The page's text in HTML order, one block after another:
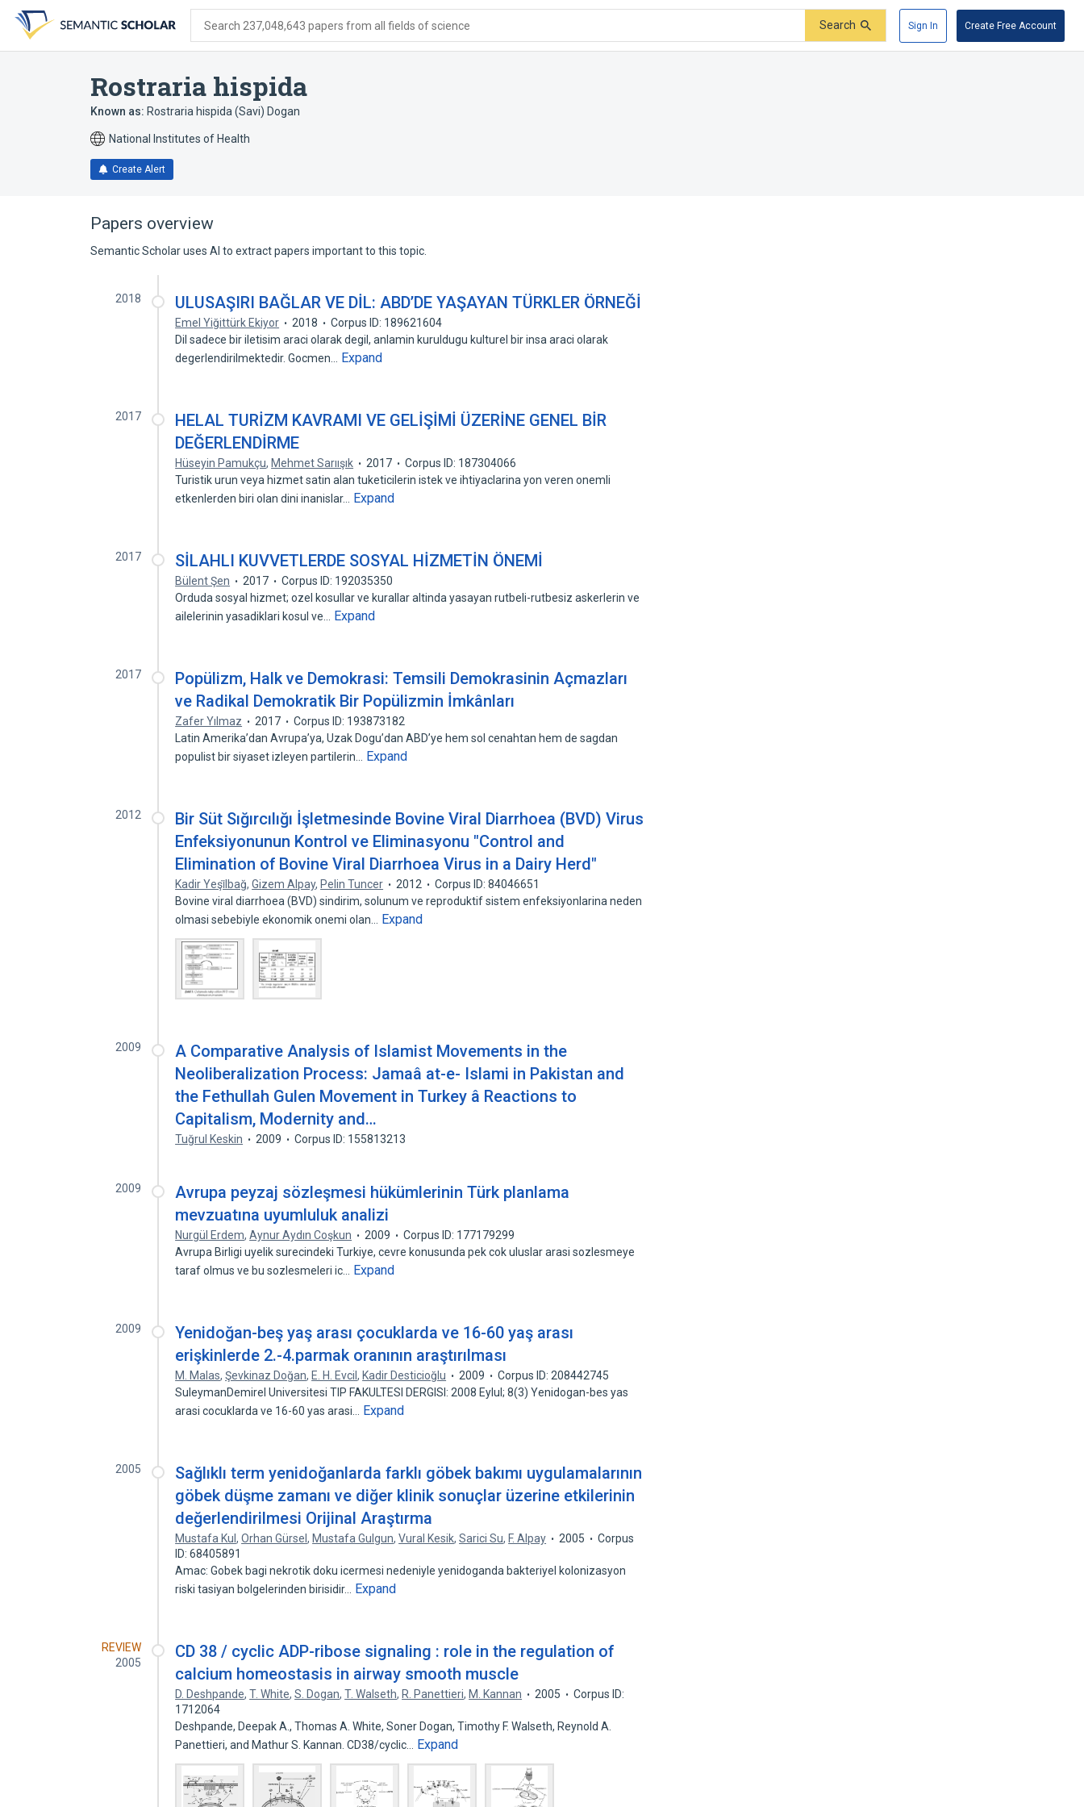
search
form
content
account
menu
Search 237,048,643 papers from all fields of science Search Sign In Create Free Account
Rostraria hispida
Known as: Rostraria hispida (Savi) Dogan
National Institutes of Health
Create Alert
Papers overview
Semantic Scholar uses AI to extract papers important to this topic.
2018 ULUSAŞIRI BAĞLAR VE DİL: ABD’DE YAŞAYAN TÜRKLER ÖRNEĞİ
Emel Yiğittürk Ekiyor 2018
Corpus ID: 189621604
Dil sadece bir iletisim araci olarak degil, anlamin kuruldugu kulturel bir insa araci olarak
degerlendirilmektedir. Gocmen…
Expand
2017
HELAL TURİZM KAVRAMI VE GELİŞİMİ ÜZERİNE GENEL BİR
DEĞERLENDİRME
Hüseyin Pamukçu, Mehmet Sarıışık 2017
Corpus ID: 187304066
Turistik urun veya hizmet satin alan tuketicilerin istek ve ihtiyaclarina yon veren onemli
etkenlerden biri olan dini inanislar…
Expand
2017 SİLAHLI KUVVETLERDE SOSYAL HİZMETİN ÖNEMİ
Bülent Şen 2017
Corpus ID: 192035350
Orduda sosyal hizmet; ozel kosullar ve kurallar altinda yasayan rutbeli-rutbesiz askerlerin ve
ailelerinin yasadiklari kosul ve…
Expand
2017
Popülizm, Halk ve Demokrasi: Temsili Demokrasinin Açmazları
ve Radikal Demokratik Bir Popülizmin İmkânları
Zafer Yılmaz 2017
Corpus ID: 193873182
Latin Amerika’dan Avrupa’ya, Uzak Dogu’dan ABD’ye hem sol cenahtan hem de sagdan
populist bir siyaset izleyen partilerin…
Expand
2012
Bir Süt Sığırcılığı İşletmesinde Bovine Viral Diarrhoea (BVD) Virus
Enfeksiyonunun Kontrol ve Eliminasyonu "Control and
Elimination of Bovine Viral Diarrhoea Virus in a Dairy Herd"
Kadir Yeşi̇lbağ,Gizem Alpay, Pelin Tuncer 2012
Corpus ID: 84046651
Bovine viral diarrhoea (BVD) sindirim, solunum ve reproduktif sistem enfeksiyonlarina neden
olmasi sebebiyle ekonomik onemi olan…
Expand
2009
A Comparative Analysis of Islamist Movements in the
Neoliberalization Process: Jamaâ at-e- Islami in Pakistan and
the Fethullah Gulen Movement in Turkey â Reactions to
Capitalism, Modernity and…
Tuğrul Keskin 2009 Corpus ID: 155813213
2009
Avrupa peyzaj sözleşmesi hükümlerinin Türk planlama
mevzuatına uyumluluk analizi
Nurgül Erdem,Aynur Aydın Coşkun 2009
Corpus ID: 177179299
Avrupa Birligi uyelik surecindeki Turkiye, cevre konusunda pek cok uluslar arasi sozlesmeye
taraf olmus ve bu sozlesmeleri ic…
Expand
2009
Yenidoğan-beş yaş arası çocuklarda ve 16-60 yaş arası
erişkinlerde 2.-4.parmak oranının araştırılması
M. Malas,Şevkinaz Doğan, E. H. Evcil, Kadir Desticioğlu 2009
Corpus ID: 208442745
SuleymanDemirel Universitesi TIP FAKULTESI DERGISI: 2008 Eylul; 8(3) Yenidogan-bes yas
arasi cocuklarda ve 16-60 yas arasi…
Expand
2005
Sağlıklı term yenidoğanlarda farklı göbek bakımı uygulamalarının
göbek düşme zamanı ve diğer klinik sonuçlar üzerine etkilerinin
değerlendirilmesi Orijinal Araştırma
Mustafa Kul,Orhan Gürsel, Mustafa Gulgun,Vural Kesik,Sarici Su, F. Alpay 2005
Corpus
ID: 68405891
Amac: Gobek bagi nekrotik doku icermesi nedeniyle yenidoganda bakteriyel kolonizasyon
riski tasiyan bolgelerinden birisidir…
Expand
REVIEW
2005
CD 38 / cyclic ADP-ribose signaling : role in the regulation of
calcium homeostasis in airway smooth muscle
D. Deshpande,T. White,S. Dogan,T. Walseth, R. Panettieri, M. Kannan 2005
Corpus ID:
1712064
Deshpande, Deepak A., Thomas A. White, Soner Dogan, Timothy F. Walseth, Reynold A.
Panettieri, and Mathur S. Kannan. CD38/cyclic…
Expand